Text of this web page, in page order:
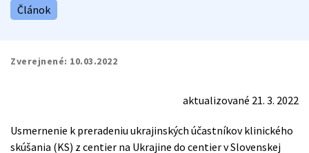
Článok
Zverejnené: 10.03.2022
aktualizované 21. 3. 2022
Usmernenie k preradeniu ukrajinských účastníkov klinického
skúšania (KS) z centier na Ukrajine do centier v Slovenskej